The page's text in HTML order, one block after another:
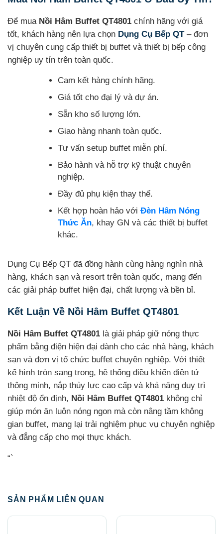
Để mua Nồi Hâm Buffet QT4801 chính hãng với giá
tốt, khách hàng nên lựa chọn Dụng Cụ Bếp QT– đơn
vị chuyên cung cấp thiết bị buffet và thiết bị bếp công
nghiệp uy tín trên toàn quốc.
Cam kết hàng chính hãng.
Giá tốt cho đại lý và dự án.
Sẵn kho số lượng lớn.
Giao hàng nhanh toàn quốc.
Tư vấn setup buffet miễn phí.
Bảo hành và hỗ trợ kỹ thuật chuyên
nghiệp.
Đầy đủ phụ kiện thay thế.
Kết hợp hoàn hảo vớiĐèn Hâm Nóng
Thức Ăn , khay GN và các thiết bị buffet
khác.
Dụng Cụ Bếp QT đã đồng hành cùng hàng nghìn nhà
hàng, khách sạn và resort trên toàn quốc, mang đến
các giải pháp buffet hiện đại, chất lượng và bền bỉ.
Kết Luận Về Nồi Hâm Buffet QT4801
Nồi Hâm Buffet QT4801 là giải pháp giữ nóng thực
phẩm bằng điện hiện đại dành cho các nhà hàng, khách
sạn và đơn vị tổ chức buffet chuyên nghiệp. Với thiết
kế hình tròn sang trọng, hệ thống điều khiển điện tử
thông minh, nắp thủy lực cao cấp và khả năng duy trì
nhiệt độ ổn định, Nồi Hâm Buffet QT4801 không chỉ
giúp món ăn luôn nóng ngon mà còn nâng tầm không
gian buffet, mang lại trải nghiệm phục vụ chuyên nghiệp
và đẳng cấp cho mọi thực khách.
“`
SẢN PHẨM LIÊN QUAN